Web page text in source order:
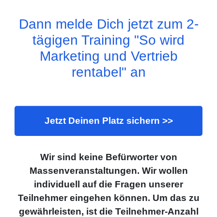
Dann melde Dich jetzt zum 2-
tägigen Training "So wird
Marketing und Vertrieb
rentabel" an
Jetzt Deinen Platz sichern >>
Wir sind keine Befürworter von
Massenveranstaltungen. Wir wollen
individuell auf die Fragen unserer
Teilnehmer eingehen können. Um das zu
gewährleisten, ist die Teilnehmer-Anzahl